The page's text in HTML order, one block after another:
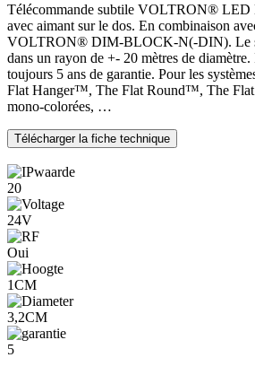
Télécommande subtile VOLTRON®
avec aimant sur le dos. En combinaison
VOLTRON® DIM-BLOCK-N(-DIN). Le
dans un rayon de +- 20 mètres de
toujours 5 ans de garantie. Pour les
Flat Hanger™, The Flat Round™, The
mono-colorées, …
Télécharger la fiche technique
20
24V
Oui
1CM
3,2CM
5